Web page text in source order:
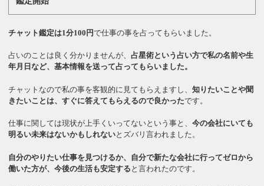
チャット鑑定は1分100円で仕事の事を占ってもらいました。
占いのことは良く分かりませんが、占星術という占い方で私の名前や生
年月日など、基本情報を送って占ってもらいました。
チャットなので私の事を客観的に見てもらえますし、知りたいことや聞
きたいことは、すぐに答えてもらえるので良かったです。
仕事に関しては現状が上手くいってないという事と、今の会社にいても
明るい未来はないかもしれないとズバリ言われました。
自分のやりたい仕事を見つけるか、自分で新たな会社に行ってゼロから
働いた方が、今後の生活も安定する と言われたのです。